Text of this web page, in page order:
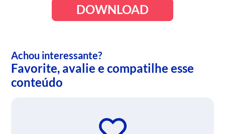
DOWNLOAD
Achou interessante?
Favorite, avalie e compatilhe esse
conteúdo